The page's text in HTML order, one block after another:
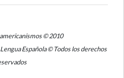
© 2010
Española © Todos los derechos